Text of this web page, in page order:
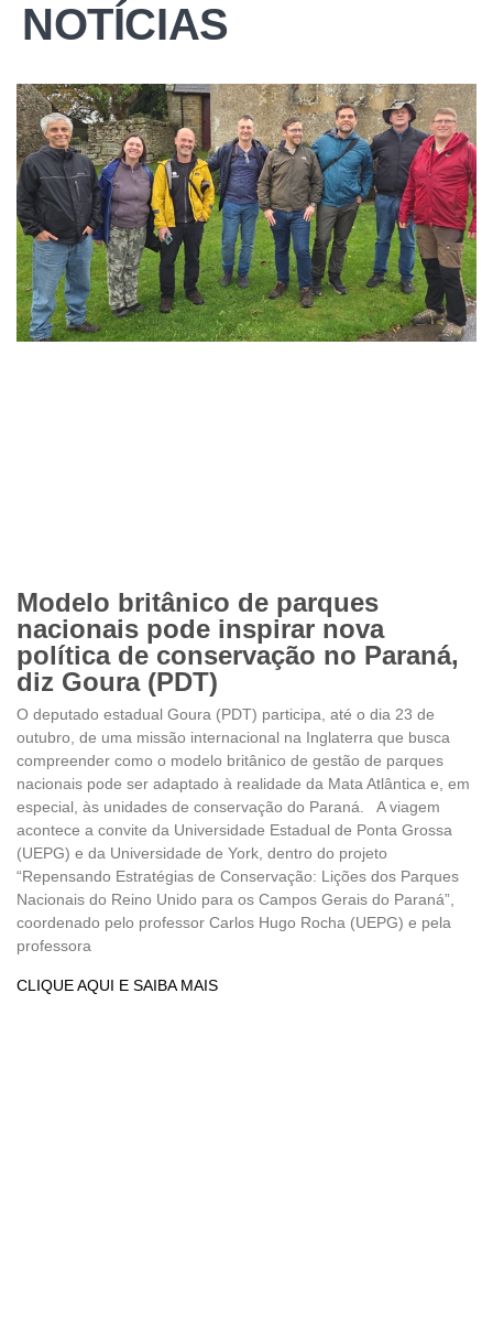
NOTÍCIAS
Modelo britânico de parques
nacionais pode inspirar nova
política de conservação no Paraná,
diz Goura (PDT)
O deputado estadual Goura (PDT) participa, até o dia 23 de
outubro, de uma missão internacional na Inglaterra que busca
compreender como o modelo britânico de gestão de parques
nacionais pode ser adaptado à realidade da Mata Atlântica e, em
especial, às unidades de conservação do Paraná. A viagem
acontece a convite da Universidade Estadual de Ponta Grossa
(UEPG) e da Universidade de York, dentro do projeto
“Repensando Estratégias de Conservação: Lições dos Parques
Nacionais do Reino Unido para os Campos Gerais do Paraná”,
coordenado pelo professor Carlos Hugo Rocha (UEPG) e pela
professora
CLIQUE AQUI E SAIBA MAIS